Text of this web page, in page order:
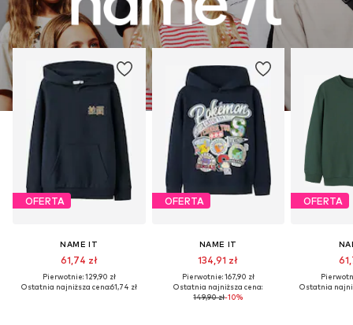
OFERTA
NAME IT
61,74 zł
Pierwotnie: 129,90 zł
Ostatnia najniższa cena:61,74 zł
OFERTA
NAME IT
134,91 zł
Pierwotnie: 167,90 zł
Ostatnia najniższa cena:
149,90 zł-10%
OFERTA
Ostatnia